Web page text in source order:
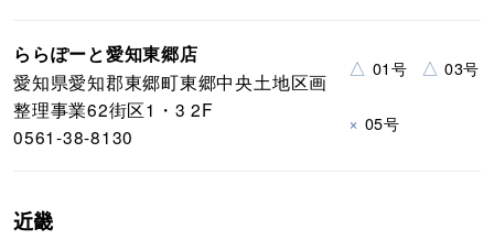
ららぽーと愛知東郷店
愛知県愛知郡東郷町東郷中央土地区画
整理事業62街区1・3 2F
0561-38-8130
△ 01号 △ 03号
× 05号
近畿